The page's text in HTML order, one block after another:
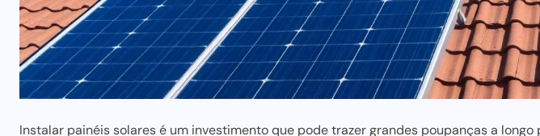
Instalar painéis solares é um investimento que pode trazer grandes poupanças a longo